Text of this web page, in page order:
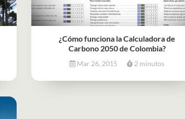
¿Cómo funciona la Calculadora de
Carbono 2050 de Colombia?
Mar 26, 2015 2 minutos